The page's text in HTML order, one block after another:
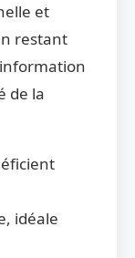
et
restant
de la
idéale